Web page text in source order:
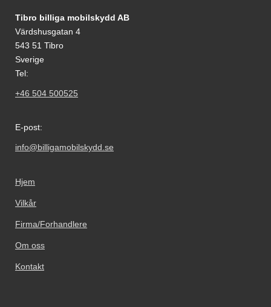
Footer-innhold Blandet informasjon og
Tibro billiga mobilskydd AB
Värdshusgatan 4
543 51 Tibro
Sverige
Tel:
+46 504 500525
E-post:
info@billigamobilskydd.se
Hjem
Vilkår
Firma/Forhandlere
Om oss
Kontakt